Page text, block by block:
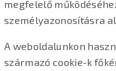
megfelelő
személyazonosításra
A weboldalunkon
származó cookie-k